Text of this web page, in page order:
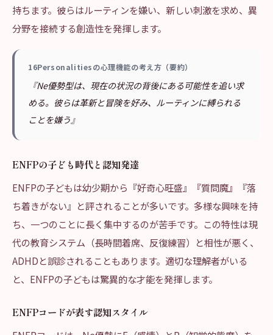
持ちます。彼らはルーティンを嫌い、新しい刺激を求め、異
分野を接続する創造性を発揮します。
16Personalitiesの心理機能の考え方（要約）
『Ne優勢型は、現在の状況の背後にある可能性を追い求
める。彼らは革新と冒険を好み、ルーティンに縛られる
ことを嫌う』
ENFPの子ども時代と認知発達
ENFPの子どもは幼少期から『好奇心旺盛』『質問魔』『落
ち着きがない』と評されることが多いです。多様な興味を持
ち、一つのことに長く集中するのが苦手です。この特性は現
代の教育システム（長時間着席、反復練習）と相性が悪く、
ADHDと誤診されることもあります。適切な理解者がいる
と、ENFPの子どもは驚異的な才能を発揮します。
ENFPコードが表す認知スタイル